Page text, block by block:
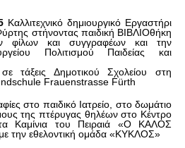
Καλλιτεχνικό δημιουργικό Εργαστήρι
στήνοντας παιδική ΒΙΒΛΙΟθήκη
φίλων και συγγραφέων και την
Πολιτισμού Παιδείας και
τάξεις Δημοτικού Σχολείου στη
Frauenstrasse Fürth
στο παιδικό Ιατρείο, στο δωμάτιο
της πτέρυγας θηλέων στο Κέντρο
Καμίνια του Πειραιά «Ο ΚΑΛΟΣ
την εθελοντική ομάδα «ΚΥΚΛΟΣ»